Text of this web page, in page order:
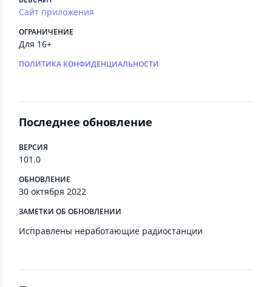
Сайт приложения
ОГРАНИЧЕНИЕ
Для 16+
ПОЛИТИКА КОНФИДЕНЦИАЛЬНОСТИ
Последнее обновление
ВЕРСИЯ
101.0
ОБНОВЛЕНИЕ
30 октября 2022
ЗАМЕТКИ ОБ ОБНОВЛЕНИИ
Исправлены неработающие радиостанции